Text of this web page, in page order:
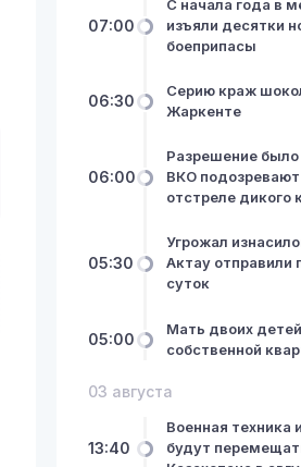
07:00
С начала года в
изъяли десятки
боеприпасы
06:30
Серию краж
Жаркенте
06:00
Разрешение
ВКО
отстреле дикого
05:30
Угрожал
Актау отправили
суток
05:00
Мать двоих
собственной
03 августа
13:40
Военная техника
будут